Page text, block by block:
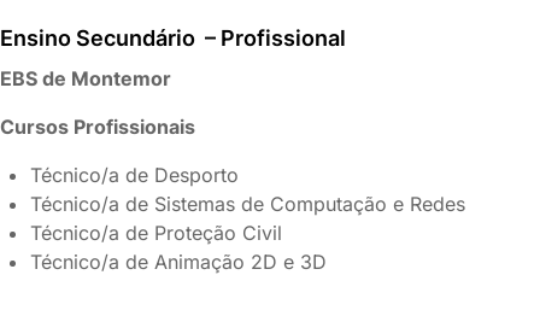
Ensino Secundário – Profissional
EBS de Montemor
Cursos Profissionais
Técnico/a de Desporto
Técnico/a de Sistemas de Computação e Redes
Técnico/a de Proteção Civil
Técnico/a de Animação 2D e 3D